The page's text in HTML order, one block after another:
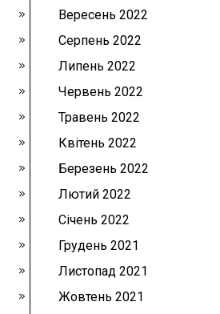
Вересень 2022
Серпень 2022
Липень 2022
Червень 2022
Травень 2022
Квітень 2022
Березень 2022
Лютий 2022
Січень 2022
Грудень 2021
Листопад 2021
Жовтень 2021